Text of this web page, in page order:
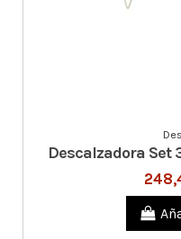
Descalzadora Set